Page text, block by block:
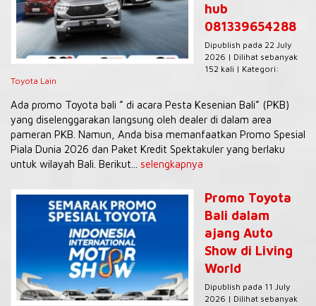
hub
081339654288
Dipublish pada 22 July
2026 | Dilihat sebanyak
152 kali | Kategori:
Toyota Lain
Ada promo Toyota bali ” di acara Pesta Kesenian Bali” (PKB)
yang diselenggarakan langsung oleh dealer di dalam area
pameran PKB. Namun, Anda bisa memanfaatkan Promo Spesial
Piala Dunia 2026 dan Paket Kredit Spektakuler yang berlaku
untuk wilayah Bali. Berikut... selengkapnya
Promo Toyota
Bali dalam
ajang Auto
Show di Living
World
Dipublish pada 11 July
2026 | Dilihat sebanyak